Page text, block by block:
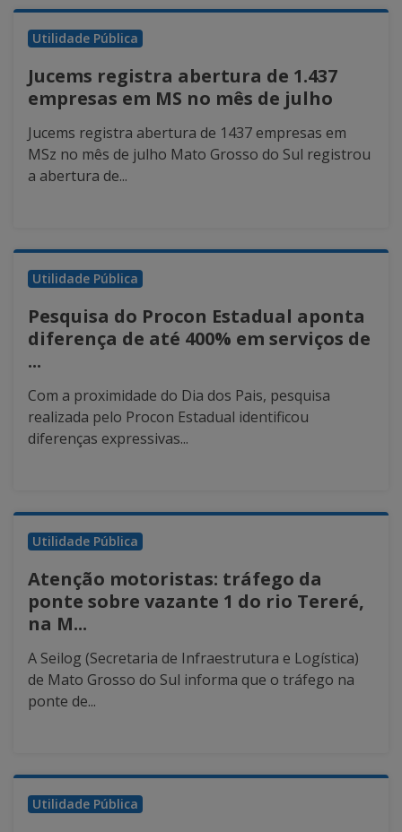
Utilidade Pública
Jucems registra abertura de 1.437
empresas em MS no mês de julho
Jucems registra abertura de 1437 empresas em
MSz no mês de julho Mato Grosso do Sul registrou
a abertura de...
Utilidade Pública
Pesquisa do Procon Estadual aponta
diferença de até 400% em serviços de
...
Com a proximidade do Dia dos Pais, pesquisa
realizada pelo Procon Estadual identificou
diferenças expressivas...
Utilidade Pública
Atenção motoristas: tráfego da
ponte sobre vazante 1 do rio Tereré,
na M...
A Seilog (Secretaria de Infraestrutura e Logística)
de Mato Grosso do Sul informa que o tráfego na
ponte de...
Utilidade Pública